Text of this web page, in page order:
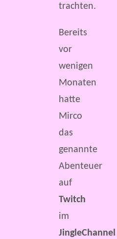
trachten.
Bereits
vor
wenigen
Monaten
hatte
Mirco
das
genannte
Abenteuer
auf
Twitch
im
JingleChannel